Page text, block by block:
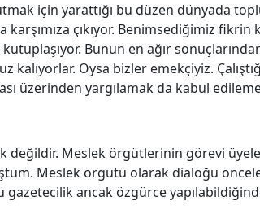
için yarattığı bu düzen dünyada
çıkıyor. Benimsediğimiz fikrin
Bunun en ağır
Oysa bizler emekçiyiz.
üzerinden yargılamak da kabul
Meslek örgütlerinin görevi
Meslek örgütü olarak dialoğu
gazetecilik ancak özgürce